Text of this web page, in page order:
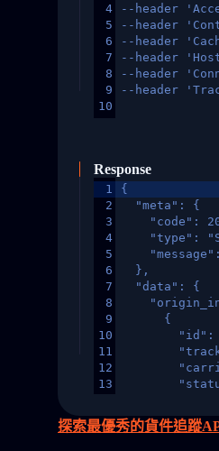
4
5
6
7
8
9
10
--header
--header
--header
--header
--header
--header
Response
1
2
3
4
5
6
7
8
9
10
11
12
13
15
16
{
  "meta": {
"code":
"type":
  },
  "data": {
      {
"id":
探索最優秀的貨件追蹤